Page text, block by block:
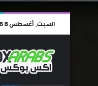
السبت, أغسطس 8 2026